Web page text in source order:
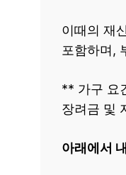
이때의 재
포함하며,
** 가구 요
장려금 및
아래에서